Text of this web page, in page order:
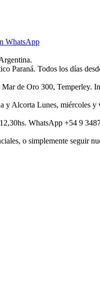
WhatsAppShare
Paraná. Todos los días
de Oro 300, Temperley.
Alcorta Lunes, miércoles
WhatsApp +54 9
o simplemente seguir